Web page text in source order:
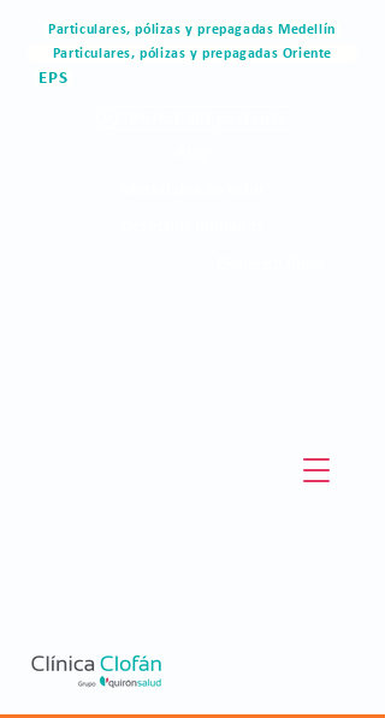
Particulares, pólizas y prepagadas Medellín
Particulares, pólizas y prepagadas Oriente
EPS